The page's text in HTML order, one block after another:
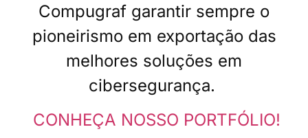
Compugraf garantir sempre o
pioneirismo em exportação das
melhores soluções em
cibersegurança.
CONHEÇA NOSSO PORTFÓLIO!